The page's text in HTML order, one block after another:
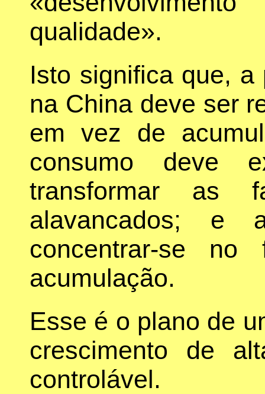
qualidade».
Isto significa que,
na China deve ser
em vez de
consumo deve
transformar as
alavancados; e
concentrar-se
acumulação.
Esse é o plano de
crescimento de
controlável.